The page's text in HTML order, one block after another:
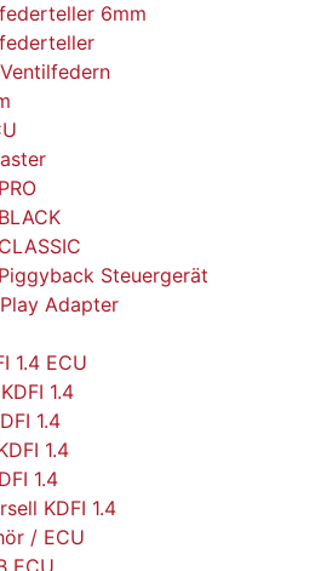
6mm
Steuergerät
Adapter
1.4 ECU
1.4
1.4
1.4
1.4
KDFI 1.4
/ ECU